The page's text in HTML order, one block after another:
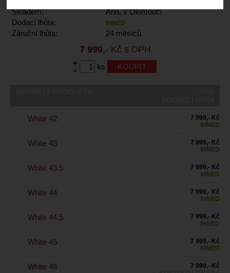
Skladem:
Ano, v Olomouci
Dodací lhůta:
IHNED
Záruční lhůta: 24 měsíců
7 999,- Kč s DPH
+
-
ks
White 42
7 999,- Kč
IHNED
White 43
7 999,- Kč
IHNED
White 43.5
7 999,- Kč
IHNED
White 44
7 999,- Kč
IHNED
White 44.5
7 999,- Kč
IHNED
White 45
7 999,- Kč
IHNED
White 46
7 999,- Kč